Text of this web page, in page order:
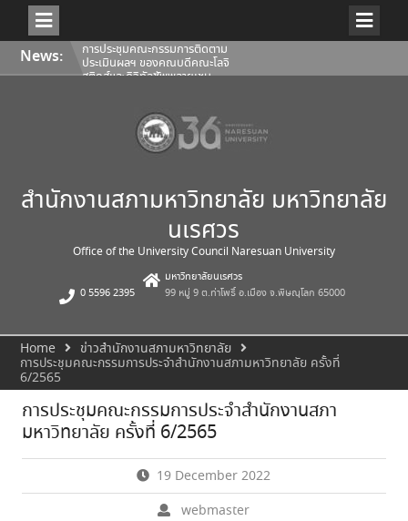
Skip
content
News: การประชุมคณะกรรมการติดตาม
ประเมินผลฯ ของคณบดีคณะโลจิ
สติกส์และดิจิทัลซัพพลายเชน
ครั้งที่ 350 (8/2569) วันเสาร์ที่ 1
สิงหาคม 2569
การประชุมคณะกรรมการติดตาม
ประเมินผลฯ ของคณบดีคณะ
สำนักงานสภามหาวิทยาลัย มหาวิทยาลัย
นเรศวร
Office of the University Council Naresuan University
0 5596 2395
มหาวิทยาลัยนเรศวร
99 หมู่ 9 ต.ท่าโพธิ์ อ.เมือง จ.พิษณุโลก 65000
Home
ข่าวสำนักงานสภามหาวิทยาลัย
การประชุมคณะกรรมการประจำสำนักงานสภามหาวิทยาลัย ครั้งที่
6/2565
การประชุมคณะกรรมการประจำสำนักงานสภา
มหาวิทยาลัย ครั้งที่ 6/2565
19 December 2022
webmaster